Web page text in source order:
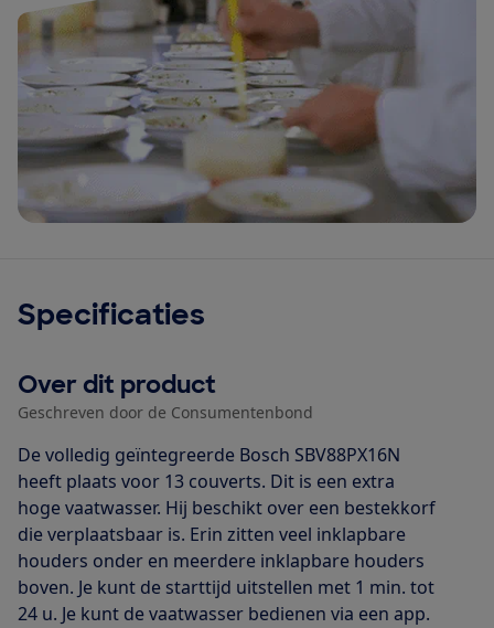
Specificaties
Over dit product
Geschreven door de Consumentenbond
De volledig geïntegreerde Bosch SBV88PX16N
heeft plaats voor 13 couverts. Dit is een extra
hoge vaatwasser. Hij beschikt over een bestekkorf
die verplaatsbaar is. Erin zitten veel inklapbare
houders onder en meerdere inklapbare houders
boven. Je kunt de starttijd uitstellen met 1 min. tot
24 u. Je kunt de vaatwasser bedienen via een app.